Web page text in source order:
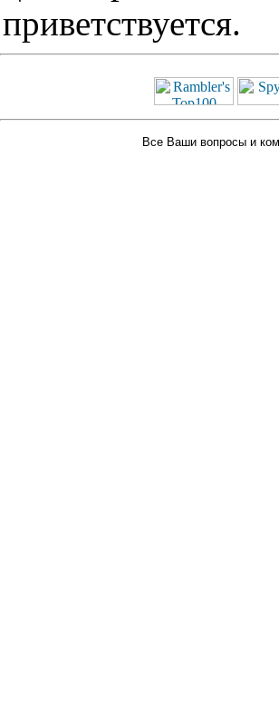
приветствуется.
Все Ваши вопросы и